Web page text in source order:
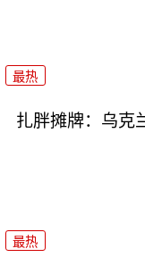
最热
扎胖摊牌：乌克
最热